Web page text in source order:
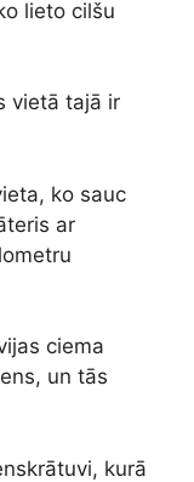
lieto cilšu
vietā tajā ir
ko sauc
ar
ciema
un tās
kurā